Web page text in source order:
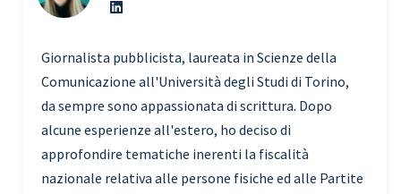
Giornalista pubblicista, laureata in Scienze della
Comunicazione all'Università degli Studi di Torino,
da sempre sono appassionata di scrittura. Dopo
alcune esperienze all'estero, ho deciso di
approfondire tematiche inerenti la fiscalità
nazionale relativa alle persone fisiche ed alle Partite